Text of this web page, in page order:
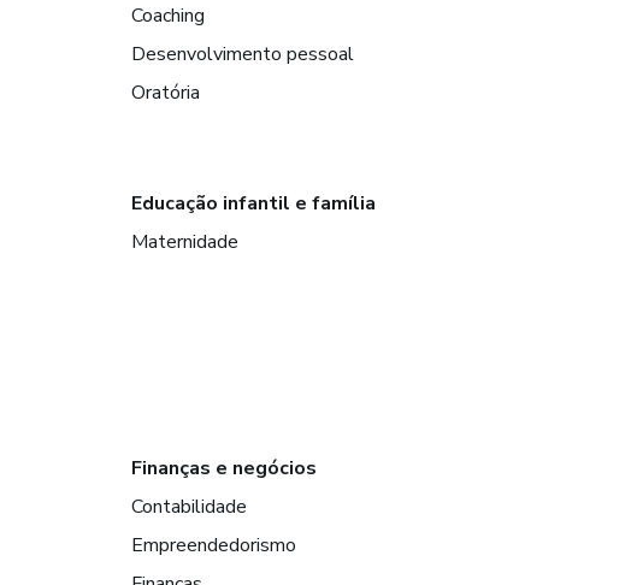
Coaching
Desenvolvimento pessoal
Oratória
Educação infantil e família
Maternidade
Finanças e negócios
Contabilidade
Empreendedorismo